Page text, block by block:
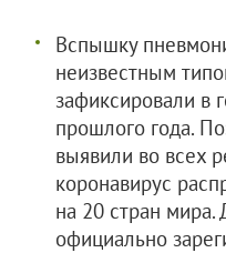
Вспышку
неизвестным
зафиксировали в
прошлого года.
выявили во всех
коронавирус
на 20 стран мира.
официально